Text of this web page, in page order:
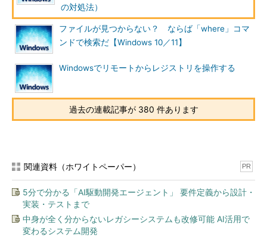
しかし、下記のBrad Rutkowski氏によるTechNet Blogの投稿
によれば、NVIDIAと同じく著名なATI（現AMD）製グラフィック
ス・チップとWindows Server 2003 SP2の組み合わせでも、同
じトラブルが発生したとのことだ。
\SystemRoot\System32\RDPDD.dll failed to load
Rutkowski's Blog）（英語）
また、Windowsのターミナル・サービスが対象ではないが、
Citrix SystemsのPresentation Server／XenAppという製品向け
の技術情報として、RDP接続時に
「\SystemRoot\System32\RDPDD.dllを読み込めませんでし
た。」というエラー・メッセージが表示されることがある、と記
の対処法）
ファイルが見つからない？ ならば「where」コマ
ンドで検索だ【Windows 10／11】
Windowsでリモートからレジストリを操作する
過去の連載記事が 380 件あります
関連資料（ホワイトペーパー） PR
5分で分かる「AI駆動開発エージェント」 要件定義から設計・
実装・テストまで
中身が全く分からないレガシーシステムも改修可能 AI活用で
変わるシステム開発